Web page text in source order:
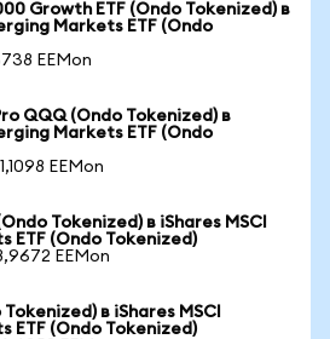
Growth ETF (Ondo Tokenized) в
Markets ETF (Ondo
EEMon
QQQ (Ondo Tokenized) в
Markets ETF (Ondo
EEMon
Tokenized) в iShares MSCI
ETF (Ondo Tokenized)
EEMon
в iShares MSCI
ETF (Ondo Tokenized)